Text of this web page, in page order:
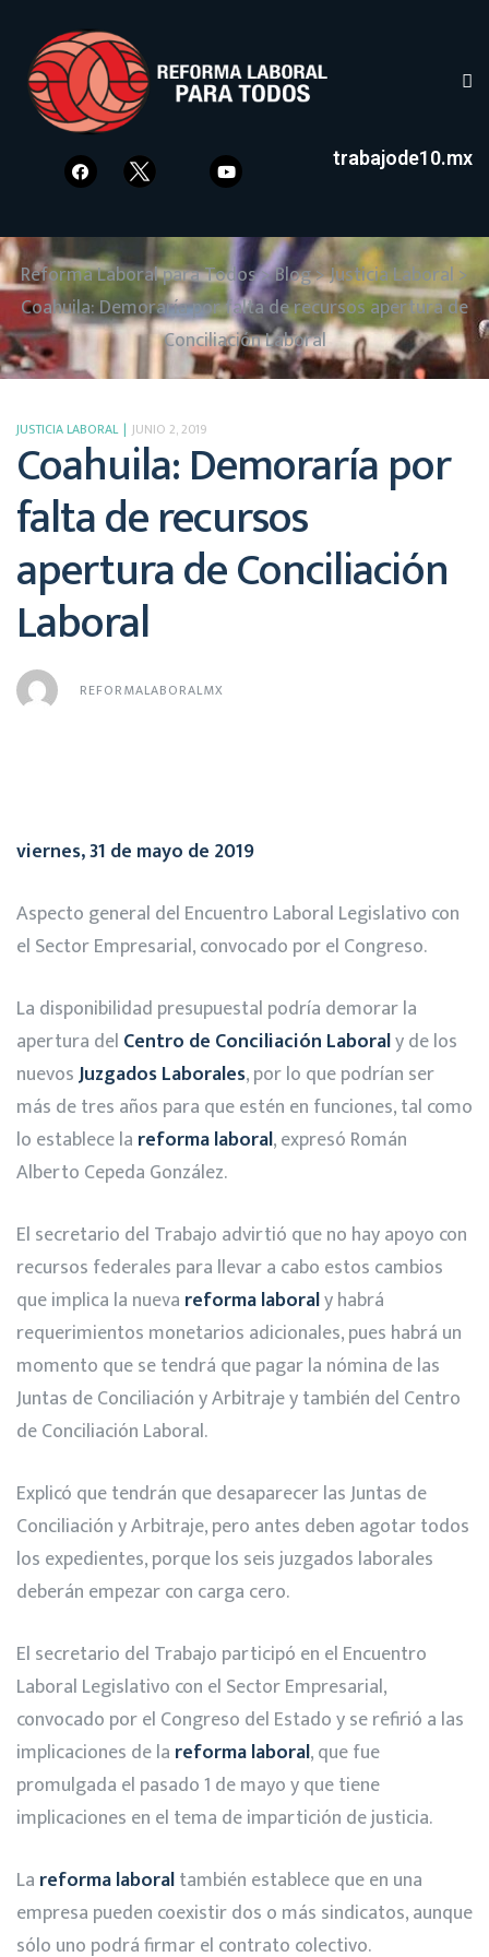
trabajode10.mx
Reforma Laboral para Todos>Blog>Justicia Laboral >
Coahuila: Demoraría por falta de recursos apertura de
Conciliación Laboral
JUSTICIA LABORAL JUNIO 2, 2019
Coahuila: Demoraría por
falta de recursos
apertura de Conciliación
Laboral
REFORMALABORALMX
viernes, 31 de mayo de 2019
Aspecto general del Encuentro Laboral Legislativo con
el Sector Empresarial, convocado por el Congreso.
La disponibilidad presupuestal podría demorar la
apertura del Centro de Conciliación Laboraly de los
nuevosJuzgados Laborales, por lo que podrían ser
más de tres años para que estén en funciones, tal como
lo establece la reforma laboral, expresó Román
Alberto Cepeda González.
El secretario del Trabajo advirtió que no hay apoyo con
recursos federales para llevar a cabo estos cambios
que implica la nueva reforma laboraly habrá
requerimientos monetarios adicionales, pues habrá un
momento que se tendrá que pagar la nómina de las
Juntas de Conciliación y Arbitraje y también del Centro
de Conciliación Laboral.
Explicó que tendrán que desaparecer las Juntas de
Conciliación y Arbitraje, pero antes deben agotar todos
los expedientes, porque los seis juzgados laborales
deberán empezar con carga cero.
El secretario del Trabajo participó en el Encuentro
Laboral Legislativo con el Sector Empresarial,
convocado por el Congreso del Estado y se refirió a las
implicaciones de la reforma laboral, que fue
promulgada el pasado 1 de mayo y que tiene
implicaciones en el tema de impartición de justicia.
La reforma laboraltambién establece que en una
empresa pueden coexistir dos o más sindicatos, aunque
sólo uno podrá firmar el contrato colectivo.